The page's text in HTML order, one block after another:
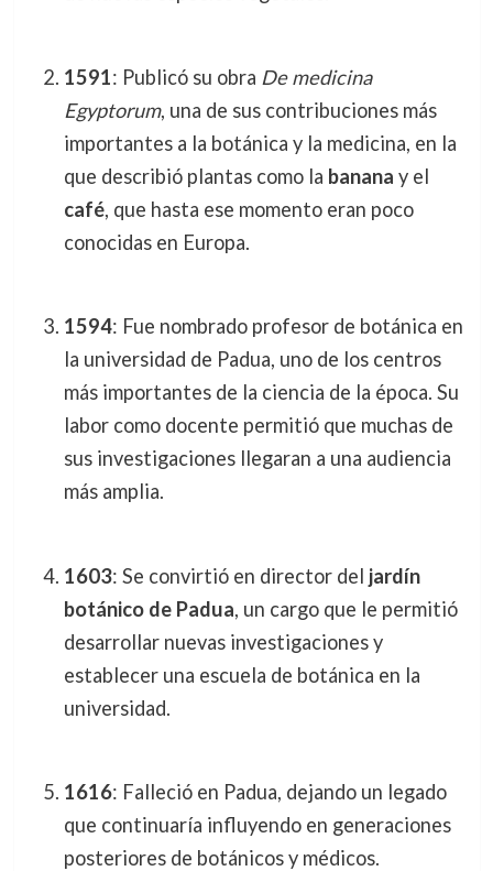
1591: Publicó su obra De medicina
Egyptorum, una de sus contribuciones más
importantes a la botánica y la medicina, en la
que describió plantas como la banana y el
café, que hasta ese momento eran poco
conocidas en Europa.
1594: Fue nombrado profesor de botánica en
la universidad de Padua, uno de los centros
más importantes de la ciencia de la época. Su
labor como docente permitió que muchas de
sus investigaciones llegaran a una audiencia
más amplia.
1603: Se convirtió en director del jardín
botánico de Padua, un cargo que le permitió
desarrollar nuevas investigaciones y
establecer una escuela de botánica en la
universidad.
1616: Falleció en Padua, dejando un legado
que continuaría influyendo en generaciones
posteriores de botánicos y médicos.